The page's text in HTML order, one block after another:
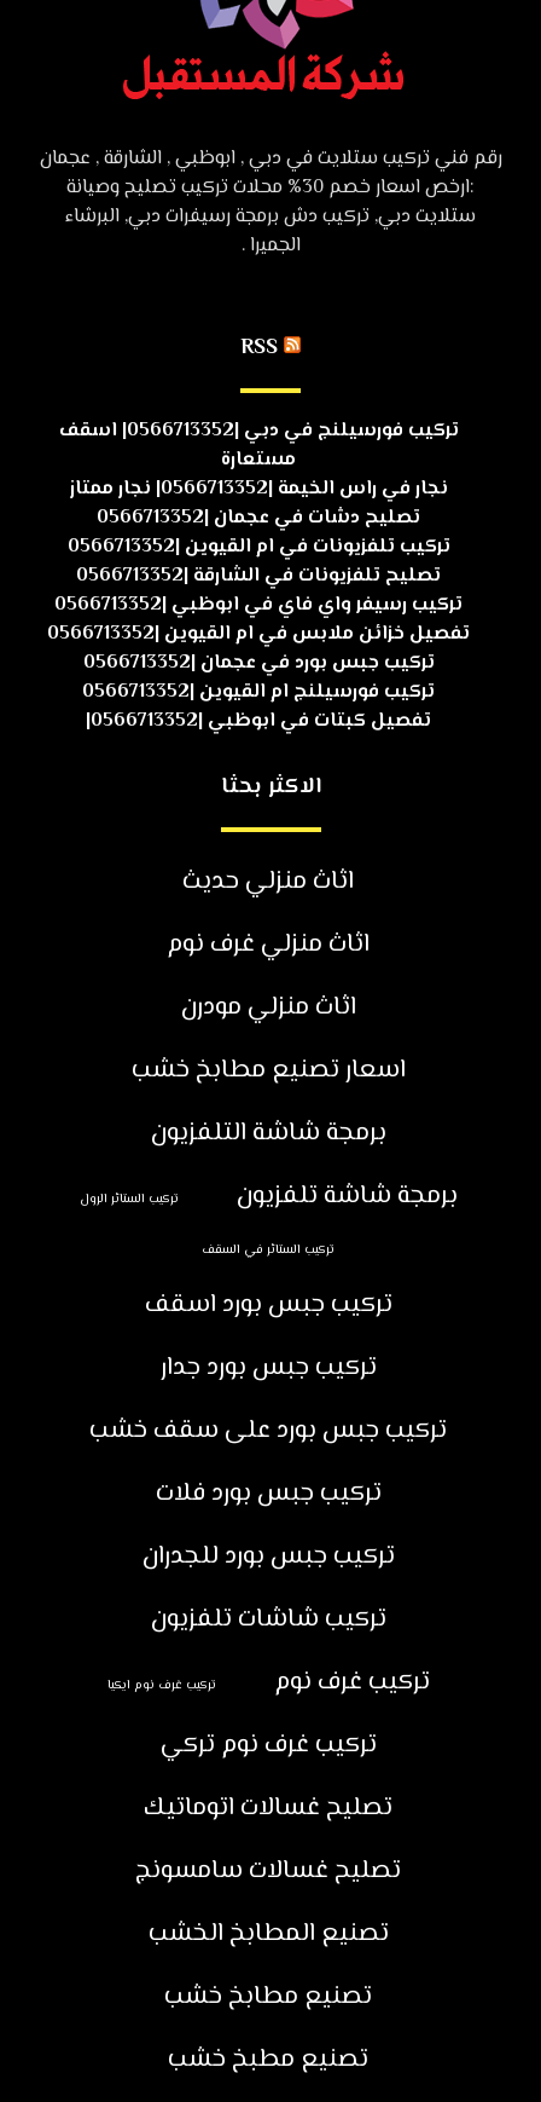
رقم فني تركيب ستلايت في دبي , ابوظبي , الشارقة , عجمان
:ارخص اسعار خصم 30% محلات تركيب تصليح وصيانة
ستلايت دبي, تركيب دش برمجة رسيفرات دبي, البرشاء
الجميرا .
RSS
تركيب فورسيلنج في دبي |0566713352| اسقف
مستعارة
نجار في راس الخيمة |0566713352| نجار ممتاز
تصليح دشات في عجمان |0566713352
تركيب تلفزيونات في ام القيوين |0566713352
تصليح تلفزيونات في الشارقة |0566713352
تركيب رسيفر واي فاي في ابوظبي |0566713352
تفصيل خزائن ملابس في ام القيوين |0566713352
تركيب جبس بورد في عجمان |0566713352
تركيب فورسيلنج ام القيوين |0566713352
تفصيل كبتات في ابوظبي |0566713352|
الاكثر بحثا
اثاث منزلي حديث
اثاث منزلي غرف نوم
اثاث منزلي مودرن
اسعار تصنيع مطابخ خشب
برمجة شاشة التلفزيون
برمجة شاشة تلفزيون
تركيب الستائر الرول
تركيب الستائر في السقف
تركيب جبس بورد اسقف
تركيب جبس بورد جدار
تركيب جبس بورد على سقف خشب
تركيب جبس بورد فلات
تركيب جبس بورد للجدران
تركيب شاشات تلفزيون
تركيب غرف نوم
تركيب غرف نوم ايكيا
تركيب غرف نوم تركي
تصليح غسالات اتوماتيك
تصليح غسالات سامسونج
تصنيع المطابخ الخشب
تصنيع مطابخ خشب
تصنيع مطبخ خشب